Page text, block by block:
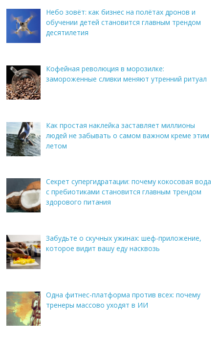
Небо зовёт: как бизнес на полётах дронов и
обучении детей становится главным трендом
десятилетия
Кофейная революция в морозилке:
замороженные сливки меняют утренний ритуал
Как простая наклейка заставляет миллионы
людей не забывать о самом важном креме этим
летом
Секрет супергидратации: почему кокосовая вода
с пребиотиками становится главным трендом
здорового питания
Забудьте о скучных ужинах: шеф-приложение,
которое видит вашу еду насквозь
Одна фитнес-платформа против всех: почему
тренеры массово уходят в ИИ